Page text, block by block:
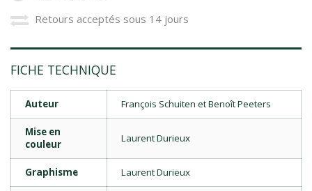
Retours acceptés sous 14 jours
FICHE TECHNIQUE
Auteur François Schuiten et Benoît Peeters
Mise en
couleur
Laurent Durieux
Graphisme Laurent Durieux